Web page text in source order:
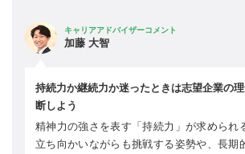
キャリアアドバイザーコメント
加藤 大智
持続力か継続力か迷ったときは志望企業の
断しよう
精神力の強さを表す「持続力」が求められ
立ち向かいながらも挑戦する姿勢や、長期